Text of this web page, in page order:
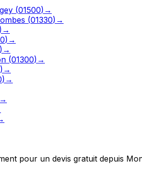
(01500) →
(01330) →
) →
) →
) →
(01300) →
) →
) →
→
pour un devis gratuit depuis